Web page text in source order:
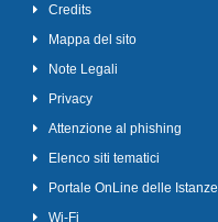
Credits
Mappa del sito
Note Legali
Privacy
Attenzione al phishing
Elenco siti tematici
Portale OnLine delle Istanze
Wi-Fi